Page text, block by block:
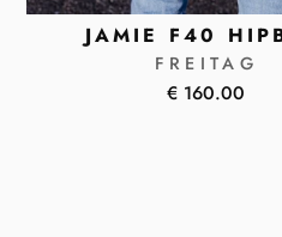
JAMIE F40
FREITAG
€ 160.00